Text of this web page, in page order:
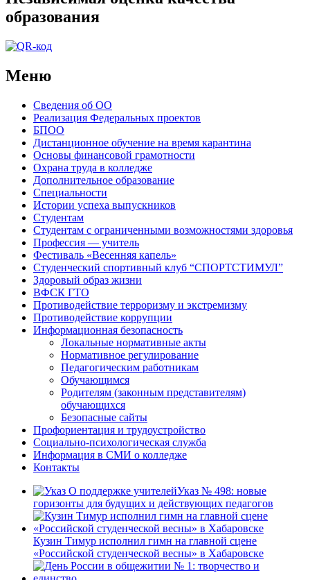
образования
Меню
Сведения об ОО
Реализация Федеральных проектов
БПОО
Дистанционное обучение на время карантина
Основы финансовой грамотности
Охрана труда в колледже
Дополнительное образование
Специальности
Истории успеха выпускников
Студентам
Студентам с ограниченными возможностями здоровья
Профессия — учитель
Фестиваль «Весенняя капель»
Студенческий спортивный клуб “СПОРТСТИМУЛ”
Здоровый образ жизни
ВФСК ГТО
Противодействие терроризму и экстремизму
Противодействие коррупции
Информационная безопасность
Локальные нормативные акты
Нормативное регулирование
Педагогическим работникам
Обучающимся
Родителям (законным представителям)
обучающихся
Безопасные сайты
Профориентация и трудоустройство
Социально-психологическая служба
Информация в СМИ о колледже
Контакты
Указ № 498: новые
горизонты для будущих и действующих педагогов
Кузин Тимур исполнил гимн на главной сцене
«Российской студенческой весны» в Хабаровске